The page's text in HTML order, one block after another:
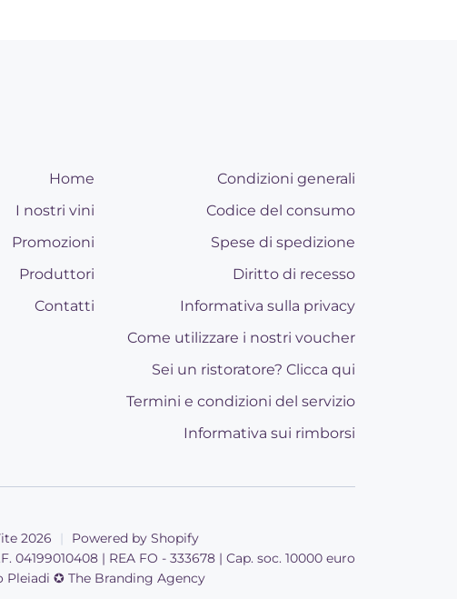
Home
I nostri vini
Promozioni
Produttori
Contatti
Condizioni generali
Codice del consumo
Spese di spedizione
Diritto di recesso
Informativa sulla privacy
Come utilizzare i nostri voucher
Sei un ristoratore? Clicca qui
Termini e condizioni del servizio
Informativa sui rimborsi
2026 |
Powered by Shopify
04199010408 | REA FO - 333678 | Cap. soc. 10000 euro
Pleiadi ✪ The Branding Agency